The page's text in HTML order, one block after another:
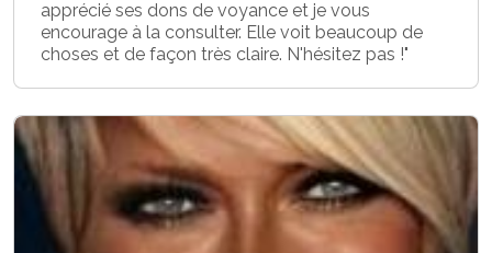
apprécié ses dons de voyance et je vous
encourage à la consulter. Elle voit beaucoup de
choses et de façon très claire. N'hésitez pas !"